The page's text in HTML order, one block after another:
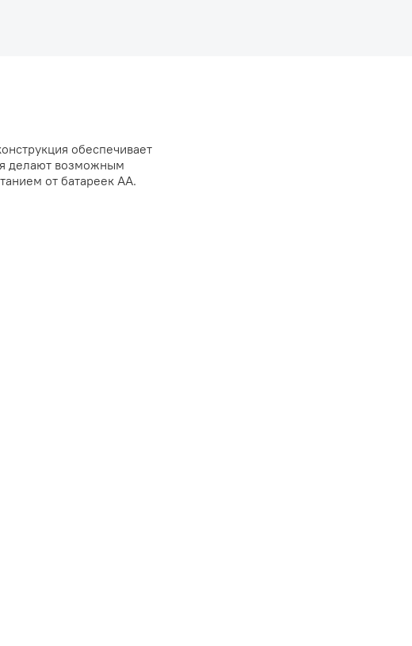
обеспечивает
делают возможным
от батареек АА.